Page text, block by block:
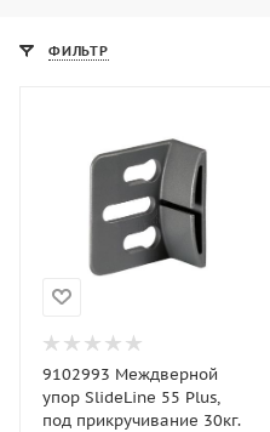
ФИЛЬТР
9102993 Междверной
упор SlideLine 55 Plus,
под прикручивание 30кг.